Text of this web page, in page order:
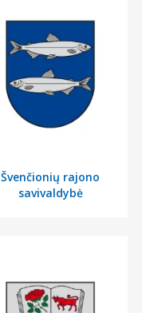
Švenčionių rajono
savivaldybė